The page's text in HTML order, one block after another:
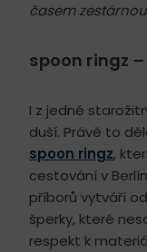
časem
spoon ringz
I z jedné
duší. Právě to
spoon ringz,
cestování v
příborů vytváří
šperky, které
respekt k